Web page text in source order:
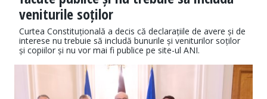
veniturile soților
Curtea Constituțională a decis că declarațiile de avere și de
interese nu trebuie să includă bunurile și veniturilor soților
și copiilor și nu vor mai fi publice pe site-ul ANI.